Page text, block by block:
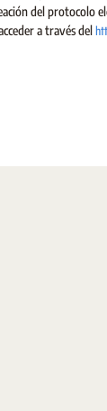
del
a través del